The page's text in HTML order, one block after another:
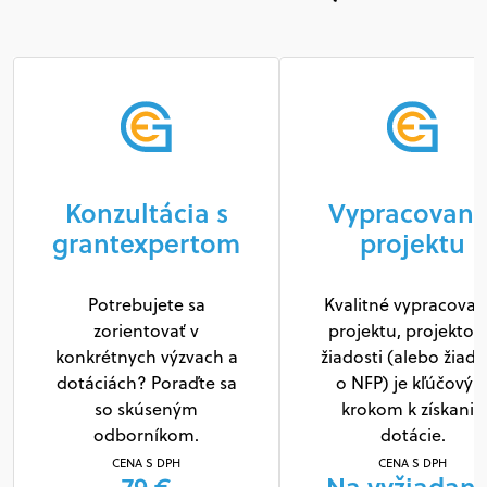
Konzultácia s
grantexpertom
Potrebujete sa
zorientovať v
konkrétnych výzvach a
dotáciách? Poraďte sa
so skúseným
odborníkom.
CENA S DPH
projektu
Kvalitné
projektu,
žiadosti (alebo
o NFP) je
krokom k získaniu
dotácie.
CENA S DPH